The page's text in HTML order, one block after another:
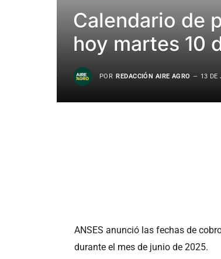
Calendario de
hoy martes 10
POR REDACCIÓN AIRE AGRO 13 DE
ANSES anunció las fechas de
durante el mes de junio de 2025.